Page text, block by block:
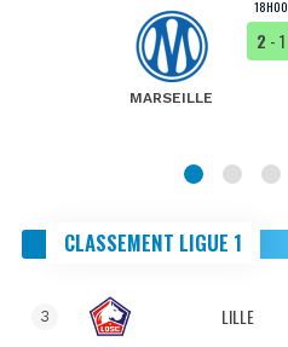
18H00
MARSEILLE
2 - 1
CLASSEMENT LIGUE 1
3 LILLE